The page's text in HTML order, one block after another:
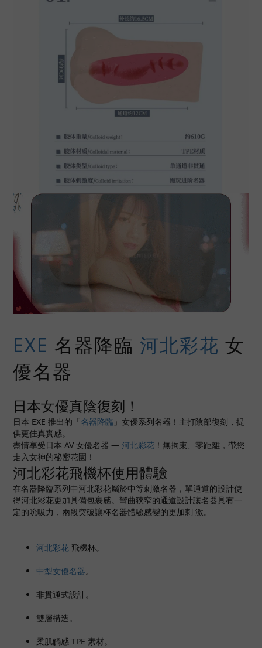
EXE 名器降臨 河北彩花 女
優名器
日本女優真陰復刻！
日本 EXE 推出的「名器降臨 」女優系列名器！主打陰部復刻，提
供更佳真實感。
盡情享受日本 AV 女優名器 — 河北彩花 ！無拘束、零距離，帶您
走入女神的秘密花園！
河北彩花飛機杯使用體驗
在名器降臨系列中河北彩花屬於中等刺激名器，單通道的設計使
得河北彩花更加具備包裹感。彎曲狹窄的通道設計讓名器具有一
定的吮吸力，兩段突破讓杯名器體驗感變的更加刺 激。
河北彩花 飛機杯。
中型女優名器。
非貫通式設計。
雙層構造。
柔肌觸感 TPE 素材。